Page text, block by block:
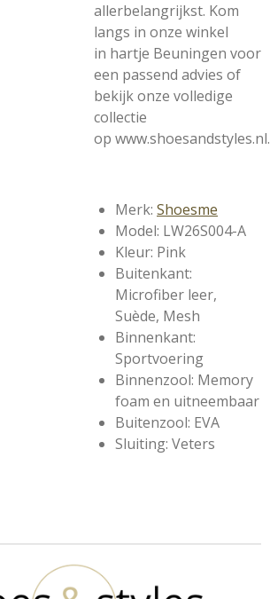
allerbelangrijkst. Kom
langs in onze winkel
in hartje Beuningen voor
een passend advies of
bekijk onze volledige
collectie
op www.shoesandstyles.nl.
Merk: Shoesme
Model: LW26S004-A
Kleur: Pink
Buitenkant:
Microfiber leer,
Suède, Mesh
Binnenkant:
Sportvoering
Binnenzool: Memory
foam en uitneembaar
Buitenzool: EVA
Sluiting: Veters